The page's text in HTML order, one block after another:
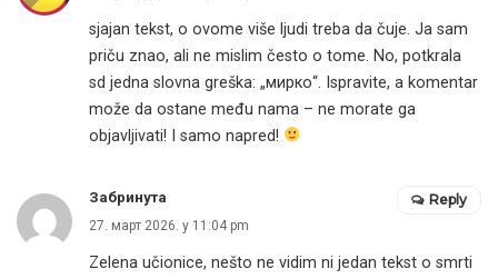
sjajan tekst, o ovome više ljudi treba da čuje. Ja sam
priču znao, ali ne mislim često o tome. No, potkrala
sd jedna slovna greška: „мирко“. Ispravite, a komentar
može da ostane među nama – ne morate ga
objavljivati! I samo napred!
Забринута
27. март 2026. у 11:04 pm
Zelena učionice, nešto ne vidim ni jedan tekst o smrti
Reply